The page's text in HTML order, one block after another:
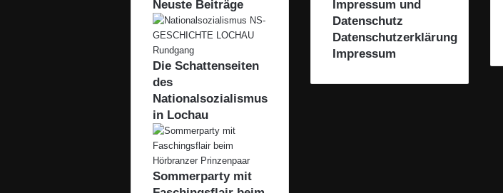
Neuste Beiträge
Die Schattenseiten
des
Nationalsozialismus
in Lochau
Sommerparty mit
Impressum und
Datenschutz
Datenschutzerklärung
Impressum